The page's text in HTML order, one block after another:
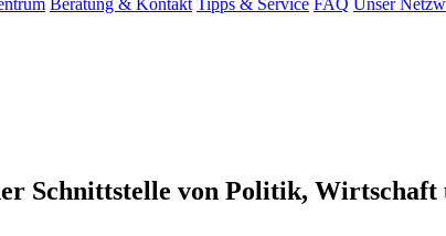
Beratung & Kontakt Tipps & Service FAQ Unser
Schnittstelle von Politik, Wirtschaft